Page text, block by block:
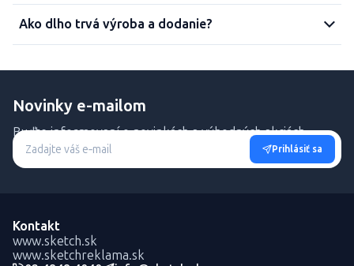
Ako dlho trvá výroba a dodanie?
Novinky e-mailom
Buďte informovaní o novinkách a výhodných akciách.
Prihlásiť sa
Kontakt
www.sketch.sk
www.sketchreklama.sk